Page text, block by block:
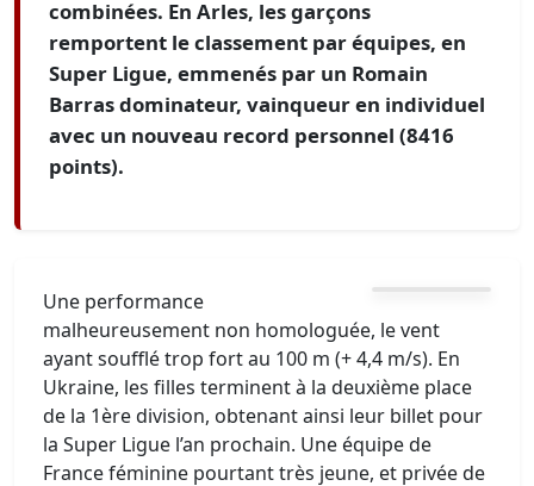
combinées. En Arles, les garçons
remportent le classement par équipes, en
Super Ligue, emmenés par un Romain
Barras dominateur, vainqueur en individuel
avec un nouveau record personnel (8416
points).
Une performance
malheureusement non homologuée, le vent
ayant soufflé trop fort au 100 m (+ 4,4 m/s). En
Ukraine, les filles terminent à la deuxième place
de la 1ère division, obtenant ainsi leur billet pour
la Super Ligue l’an prochain. Une équipe de
France féminine pourtant très jeune, et privée de